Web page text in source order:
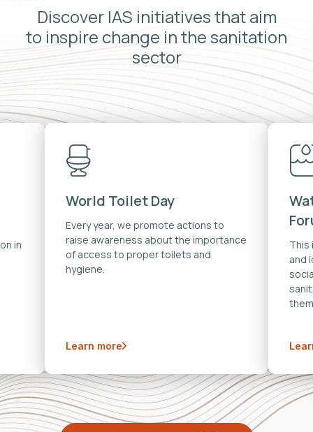
Discover IAS initiatives that aim
to inspire change in the sanitation
sector
in
World Toilet Day
Every year, we promote actions to
raise awareness about the importance
of access to proper toilets and
hygiene.
Learn more
This
and